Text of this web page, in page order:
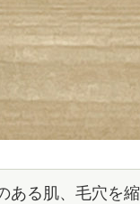
る肌、毛穴を